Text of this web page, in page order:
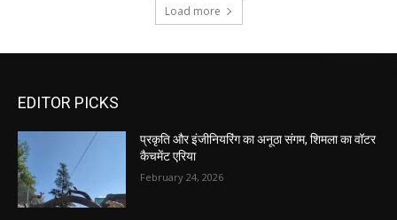
EDITOR PICKS
प्रकृति और इंजीनियरिंग का अनूठा संगम, शिमला का वॉटर
कैचमेंट एरिया
February 24, 2026